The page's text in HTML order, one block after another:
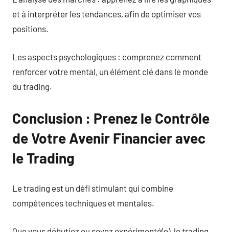
et à interpréter les tendances, afin de optimiser vos
positions.
Les aspects psychologiques : comprenez comment
renforcer votre mental, un élément clé dans le monde
du trading.
Conclusion : Prenez le Contrôle
de Votre Avenir Financier avec
le Trading
Le trading est un défi stimulant qui combine
compétences techniques et mentales.